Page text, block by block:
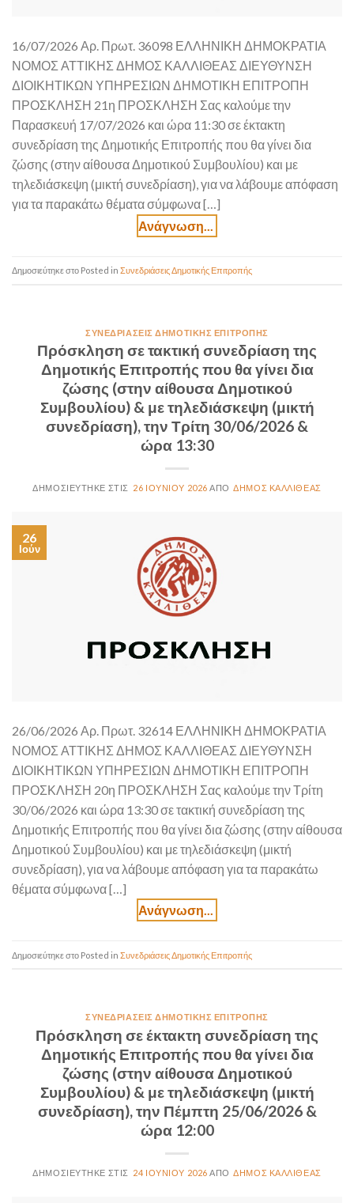
16/07/2026 Αρ. Πρωτ. 36098 ΕΛΛΗΝΙΚΗ ΔΗΜΟΚΡΑΤΙΑ
ΝΟΜΟΣ ΑΤΤΙΚΗΣ ΔΗΜΟΣ ΚΑΛΛΙΘΕΑΣ ΔΙΕΥΘΥΝΣΗ
ΔΙΟΙΚΗΤΙΚΩΝ ΥΠΗΡΕΣΙΩΝ ΔΗΜΟΤΙΚΗ ΕΠΙΤΡΟΠΗ
ΠΡΟΣΚΛΗΣΗ 21η ΠΡΟΣΚΛΗΣΗ Σας καλούμε την
Παρασκευή 17/07/2026 και ώρα 11:30 σε έκτακτη
συνεδρίαση της Δημοτικής Επιτροπής που θα γίνει δια
ζώσης (στην αίθουσα Δημοτικού Συμβουλίου) και με
τηλεδιάσκεψη (μικτή συνεδρίαση), για να λάβουμε απόφαση
για τα παρακάτω θέματα σύμφωνα […]
Posted in Συνεδριάσεις Δημοτικής Επιτροπής
ΣΥΝΕΔΡΙΆΣΕΙΣ ΔΗΜΟΤΙΚΉΣ ΕΠΙΤΡΟΠΉΣ
Πρόσκληση σε τακτική συνεδρίαση της
Δημοτικής Επιτροπής που θα γίνει δια
ζώσης (στην αίθουσα Δημοτικού
Συμβουλίου) & με τηλεδιάσκεψη (μικτή
συνεδρίαση), την Τρίτη 30/06/2026 &
ώρα 13:30
26 ΙΟΥΝΊΟΥ 2026 ΔΉΜΟΣ ΚΑΛΛΙΘΈΑΣ
26
Ιούν
26/06/2026 Αρ. Πρωτ. 32614 ΕΛΛΗΝΙΚΗ ΔΗΜΟΚΡΑΤΙΑ
ΝΟΜΟΣ ΑΤΤΙΚΗΣ ΔΗΜΟΣ ΚΑΛΛΙΘΕΑΣ ΔΙΕΥΘΥΝΣΗ
ΔΙΟΙΚΗΤΙΚΩΝ ΥΠΗΡΕΣΙΩΝ ΔΗΜΟΤΙΚΗ ΕΠΙΤΡΟΠΗ
ΠΡΟΣΚΛΗΣΗ 20η ΠΡΟΣΚΛΗΣΗ Σας καλούμε την Τρίτη
30/06/2026 και ώρα 13:30 σε τακτική συνεδρίαση της
Δημοτικής Επιτροπής που θα γίνει δια ζώσης (στην αίθουσα
Δημοτικού Συμβουλίου) και με τηλεδιάσκεψη (μικτή
συνεδρίαση), για να λάβουμε απόφαση για τα παρακάτω
θέματα σύμφωνα […]
Posted in Συνεδριάσεις Δημοτικής Επιτροπής
ΣΥΝΕΔΡΙΆΣΕΙΣ ΔΗΜΟΤΙΚΉΣ ΕΠΙΤΡΟΠΉΣ
Πρόσκληση σε έκτακτη συνεδρίαση της
Δημοτικής Επιτροπής που θα γίνει δια
ζώσης (στην αίθουσα Δημοτικού
Συμβουλίου) & με τηλεδιάσκεψη (μικτή
συνεδρίαση), την Πέμπτη 25/06/2026 &
ώρα 12:00
24 ΙΟΥΝΊΟΥ 2026 ΔΉΜΟΣ ΚΑΛΛΙΘΈΑΣ